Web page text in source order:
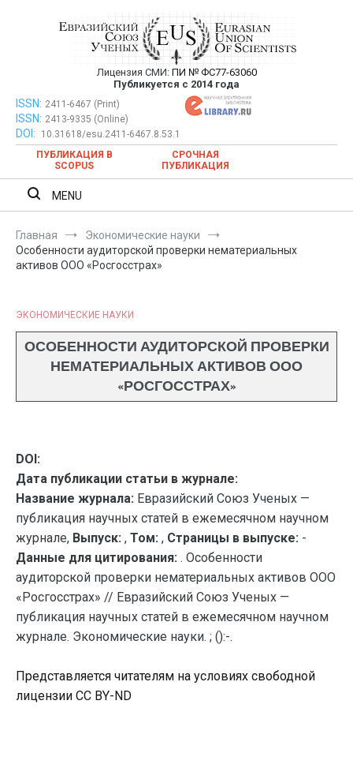
Евразийский Союз Ученых —
публикация научных статей в
ежемесячном научном журнале
Лицензия СМИ: ПИ № ФС77-63060
Публикуется с 2014 года
Евразийский Союз Ученых — публикация научных статей в
ежемесячном научном журнале
ISSN: 2411-6467 (Print)
ISSN: 2413-9335 (Online)
DOI:
10.31618/esu.2411-6467.8.53.1
ПУБЛИКАЦИЯ В
SCOPUS
СРОЧНАЯ
ПУБЛИКАЦИЯ
MENU
Главная
Экономические науки
Особенности аудиторской проверки нематериальных
активов ООО «Росгосстрах»
ЭКОНОМИЧЕСКИЕ НАУКИ
ОСОБЕННОСТИ АУДИТОРСКОЙ ПРОВЕРКИ
НЕМАТЕРИАЛЬНЫХ АКТИВОВ ООО
«РОСГОССТРАХ»
DOI:
Дата публикации статьи в журнале:
Название журнала: Евразийский Союз Ученых —
публикация научных статей в ежемесячном научном
журнале, Выпуск: , Том: , Страницы в выпуске: -
Данные для цитирования: . Особенности
аудиторской проверки нематериальных активов ООО
«Росгосстрах» // Евразийский Союз Ученых —
публикация научных статей в ежемесячном научном
журнале. Экономические науки. ; ():-.
Представляется читателям на условиях свободной
лицензии CC BY-ND